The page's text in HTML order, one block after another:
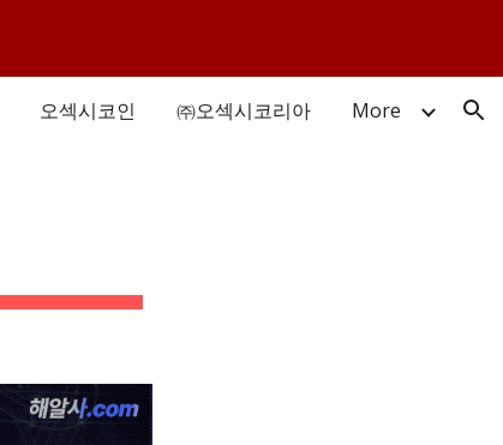
오섹시코인 ㈜오섹시코리아 More